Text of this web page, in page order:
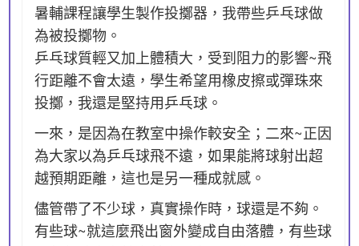
暑輔課程讓學生製作投擲器，我帶些乒乓球做
為被投擲物。
乒乓球質輕又加上體積大，受到阻力的影響~飛
行距離不會太遠，學生希望用橡皮擦或彈珠來
投擲，我還是堅持用乒乓球。
一來，是因為在教室中操作較安全；二來~正因
為大家以為乒乓球飛不遠，如果能將球射出超
越預期距離，這也是另一種成就感。
儘管帶了不少球，真實操作時，球還是不夠。
有些球~就這麼飛出窗外變成自由落體，有些球